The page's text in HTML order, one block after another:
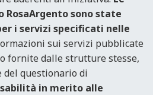
sono state
i servizi specificati nelle
sui servizi pubblicate
fornite dalle strutture stesse,
questionario di
in merito alle